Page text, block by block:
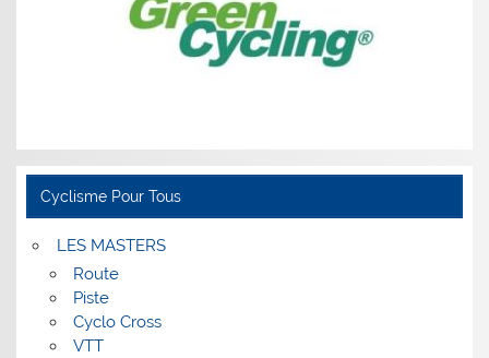
Cyclisme Pour Tous
LES MASTERS
Route
Piste
Cyclo Cross
VTT